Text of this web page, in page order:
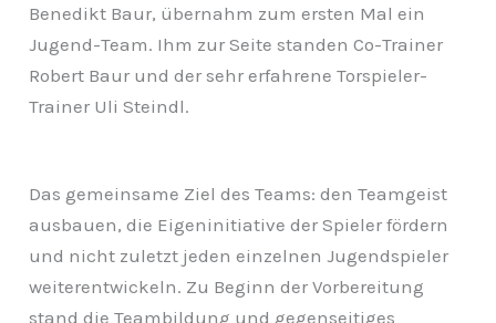
Benedikt Baur, übernahm zum ersten Mal ein
Jugend-Team. Ihm zur Seite standen Co-Trainer
Robert Baur und der sehr erfahrene Torspieler-
Trainer Uli Steindl.
Das gemeinsame Ziel des Teams: den Teamgeist
ausbauen, die Eigeninitiative der Spieler fördern
und nicht zuletzt jeden einzelnen Jugendspieler
weiterentwickeln. Zu Beginn der Vorbereitung
stand die Teambildung und gegenseitiges